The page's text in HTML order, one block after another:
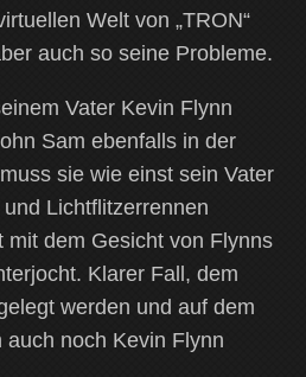
Welt von „TRON“
auch so seine Probleme.
Vater Kevin Flynn
Sam ebenfalls in der
sie wie einst sein Vater
Lichtflitzerrennen
mit dem Gesicht von Flynns
Klarer Fall, dem
werden und auf dem
noch Kevin Flynn